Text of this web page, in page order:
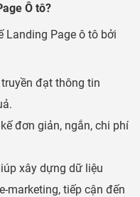
Ô tô?
Landing Page ô tô bởi
đạt thông tin
đơn giản, ngắn, chi phí
xây dựng dữ liệu
marketing, tiếp cận đến